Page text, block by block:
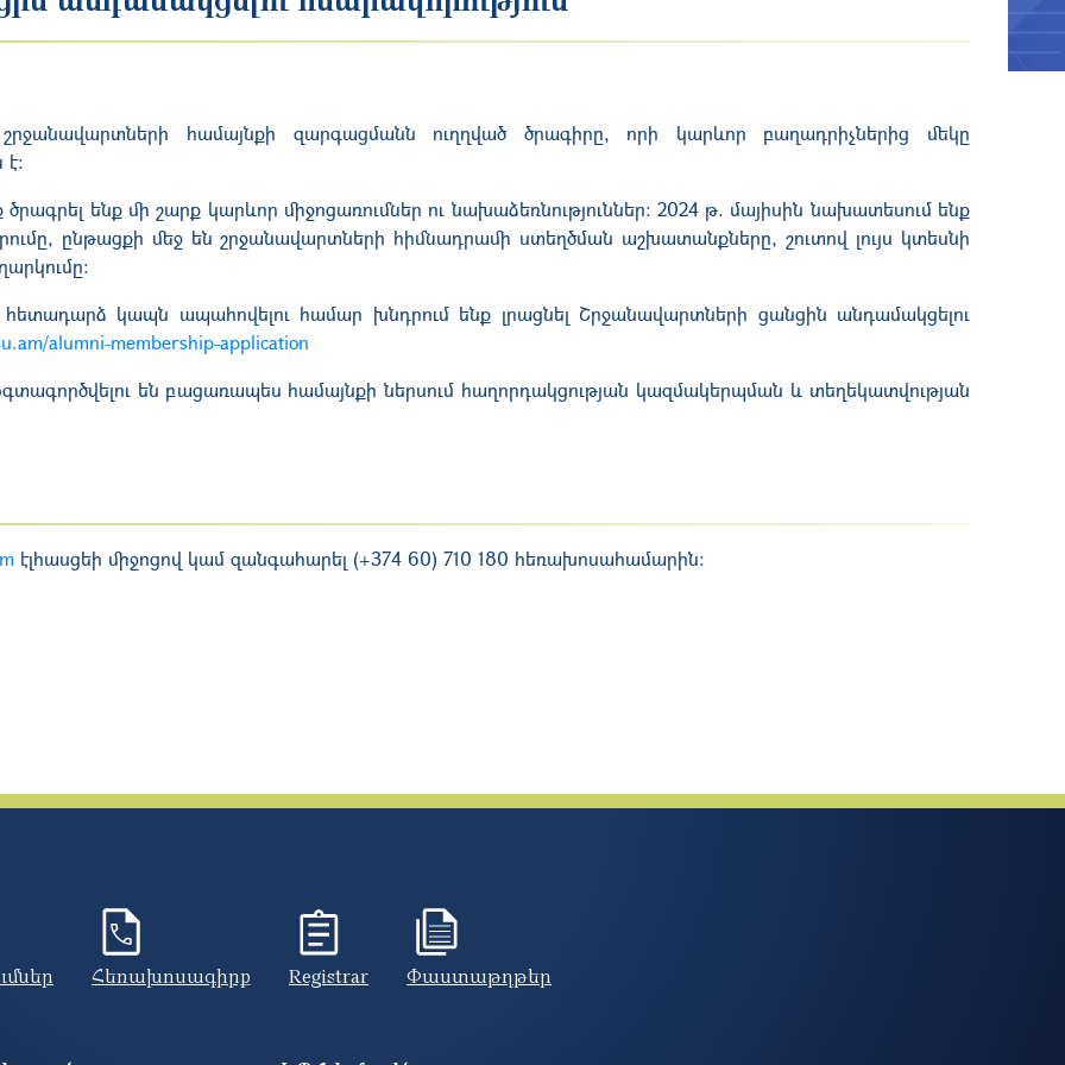
համայնքի զարգացմանն ուղղված ծրագիրը, որի կարևոր բաղադրիչներից մեկը
ենք մի շարք կարևոր միջոցառումներ ու նախաձեռնություններ։ 2024 թ. մայիսին նախատեսում ենք
ընթացքի մեջ են շրջանավարտների հիմնադրամի ստեղծման աշխատանքները, շուտով լույս կտեսնի
կապն ապահովելու համար խնդրում ենք լրացնել Շրջանավարտների ցանցին անդամակցելու
alumni-membership-application
են բացառապես համայնքի ներսում հաղորդակցության կազմակերպման և տեղեկատվության
էլհասցեի միջոցով կամ զանգահարել (+374 60) 710 180 հեռախոսահամարին։
Հեռախոսագիրք Registrar Փաստաթղթեր